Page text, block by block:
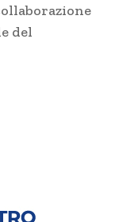
del